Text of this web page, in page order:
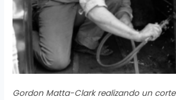
Gordon Matta-Clark realizando un corte